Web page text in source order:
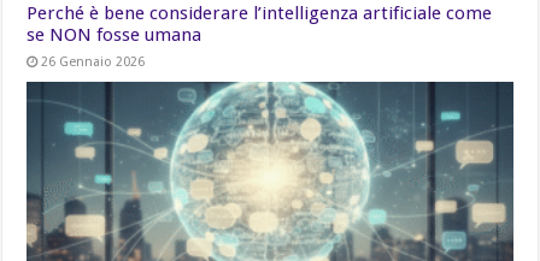
Perché è bene considerare l’intelligenza artificiale come
se NON fosse umana
26 Gennaio 2026